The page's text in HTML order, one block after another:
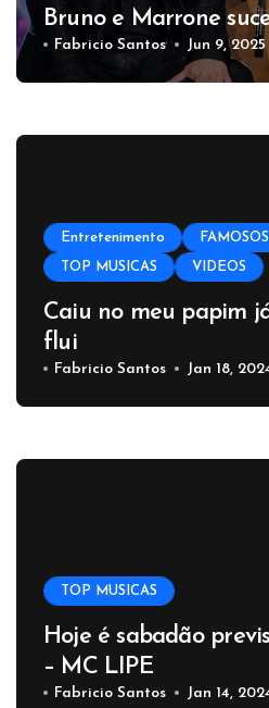
Bruno e Marrone
Fabricio Santos Jun 9, 2025
Entretenimento FAMOSOS
TOP MUSICAS VIDEOS
Caiu no meu papim
flui
Fabricio Santos Jan 18,
TOP MUSICAS
Hoje é sabadão
– MC LIPE
Fabricio Santos Jan 14,